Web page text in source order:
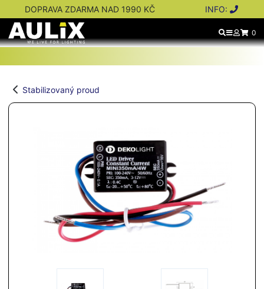
DOPRAVA ZDARMA NAD 1990 KČ INFO:
0
Stabilizovaný proud